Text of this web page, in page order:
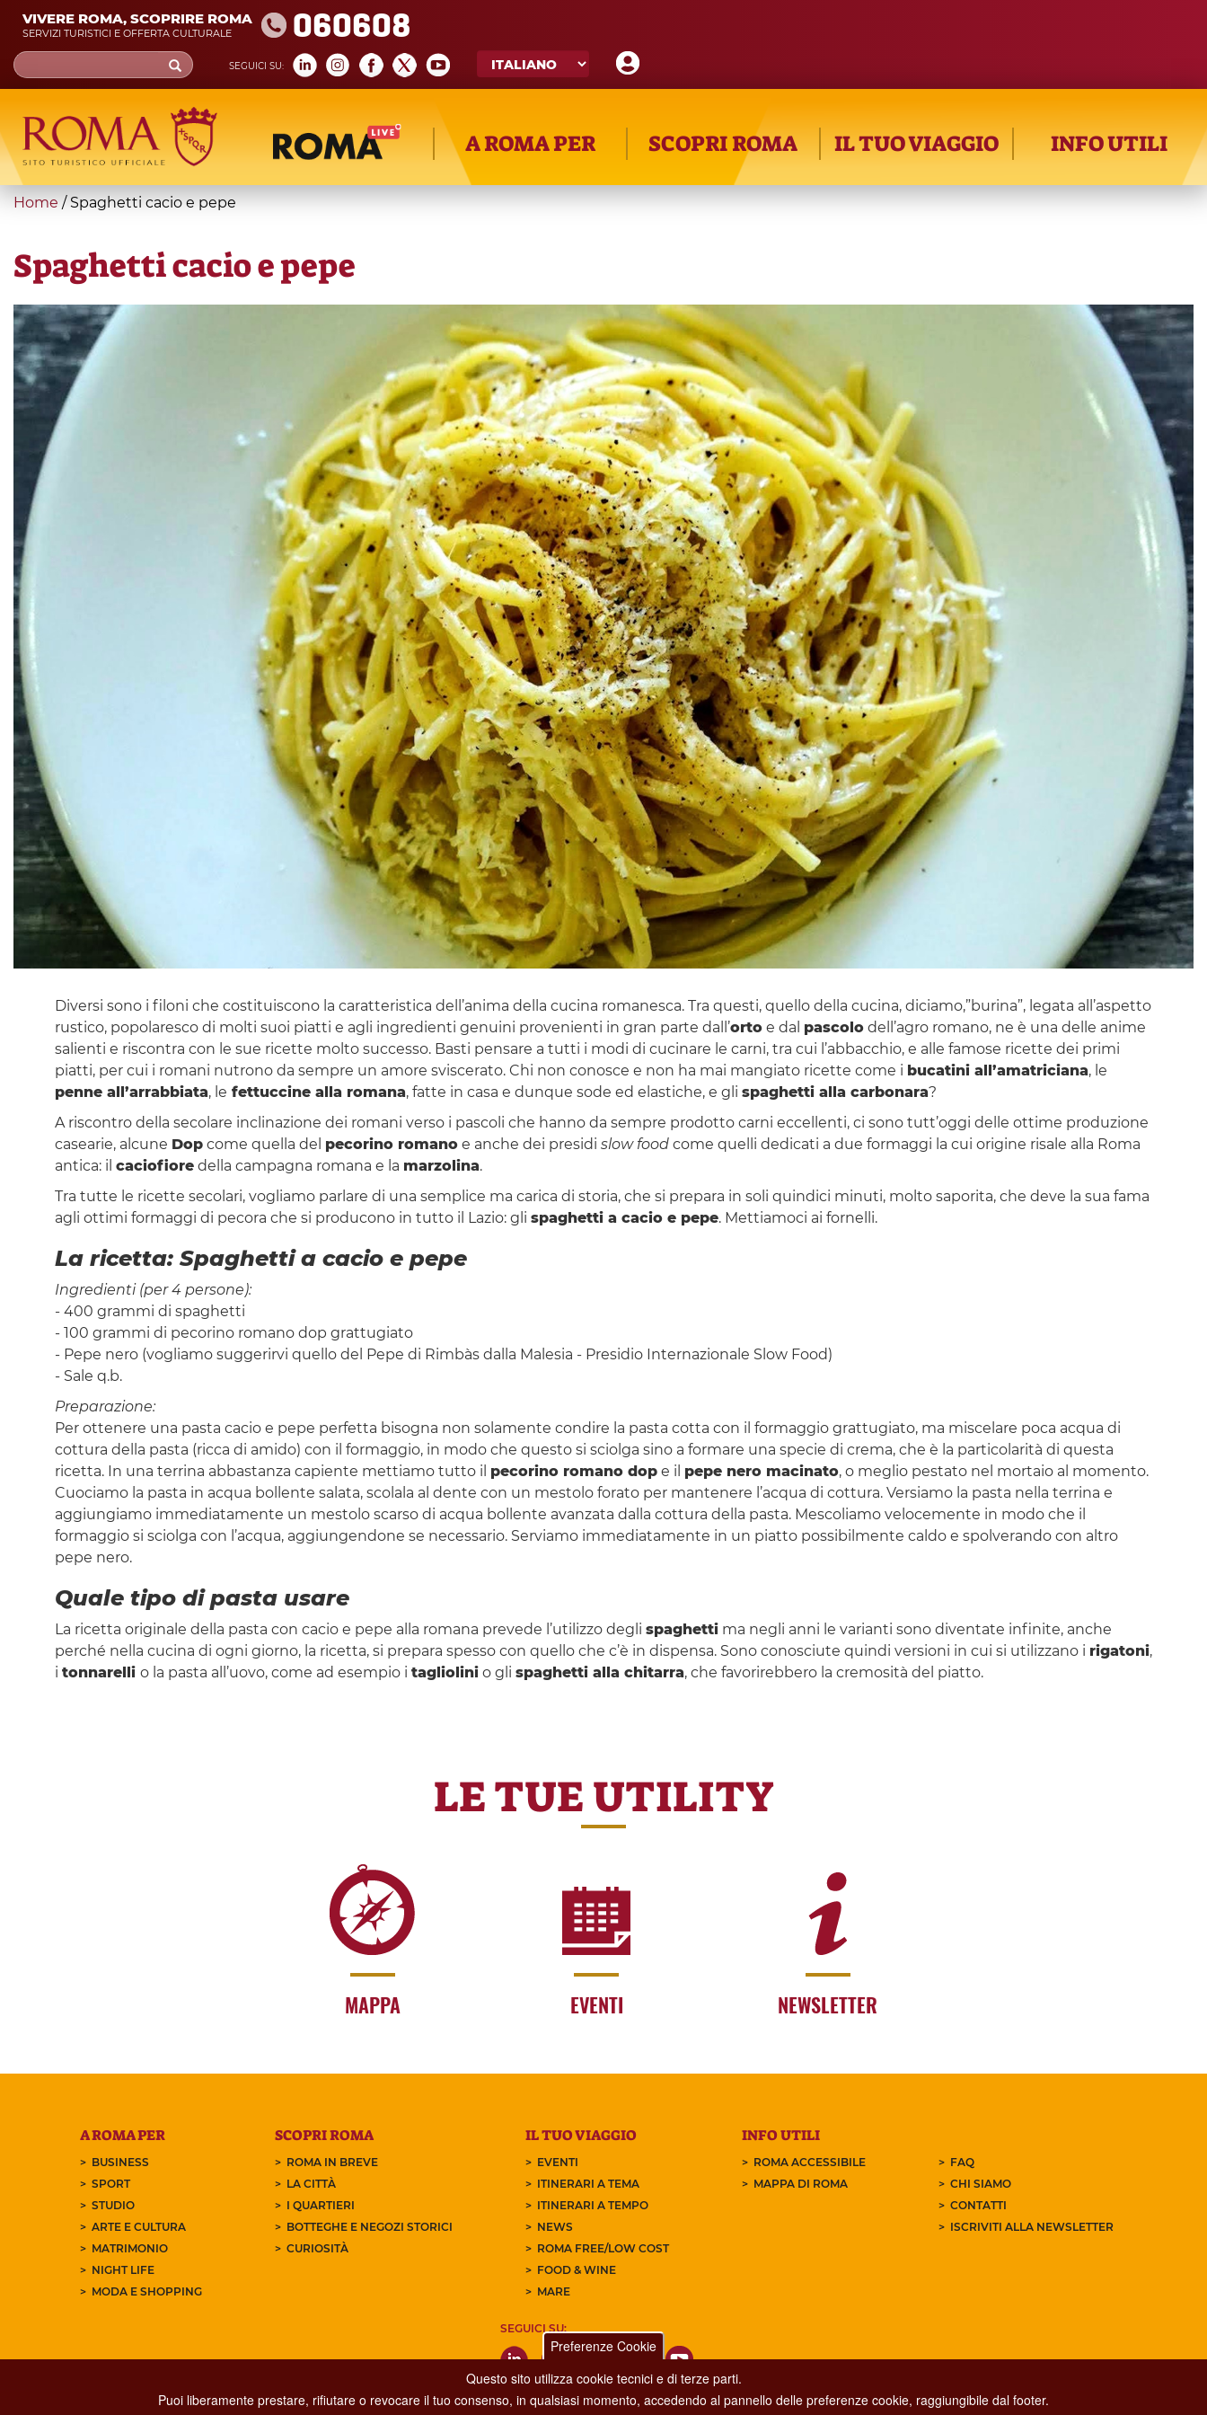
Skip
main
content
VIVERE ROMA, SCOPRIRE ROMA
SERVIZI TURISTICI E OFFERTA CULTURALE 060608
SEGUICI SU:
Search
form
Cerca
A ROMA PER SCOPRI ROMA IL TUO VIAGGIO INFO UTILI
You
here
Home / Spaghetti cacio e pepe
Spaghetti cacio e pepe
Diversi sono i filoni che costituiscono la caratteristica dell’anima della cucina romanesca. Tra questi, quello della cucina, diciamo,”burina”, legata all’aspetto
rustico, popolaresco di molti suoi piatti e agli ingredienti genuini provenienti in gran parte dall’ortoe dal pascolodell’agro romano, ne è una delle anime
salienti e riscontra con le sue ricette molto successo. Basti pensare a tutti i modi di cucinare le carni, tra cui l’abbacchio, e alle famose ricette dei primi
piatti, per cui i romani nutrono da sempre un amore sviscerato. Chi non conosce e non ha mai mangiato ricette come i bucatini all’amatriciana, le
penne all’arrabbiata, le fettuccine alla romana, fatte in casa e dunque sode ed elastiche, e gli spaghetti alla carbonara?
A riscontro della secolare inclinazione dei romani verso i pascoli che hanno da sempre prodotto carni eccellenti, ci sono tutt’oggi delle ottime produzione
casearie, alcune Dopcome quella del pecorino romanoe anche dei presidi slow foodcome quelli dedicati a due formaggi la cui origine risale alla Roma
antica: il caciofioredella campagna romana e la marzolina.
Tra tutte le ricette secolari, vogliamo parlare di una semplice ma carica di storia, che si prepara in soli quindici minuti, molto saporita, che deve la sua fama
agli ottimi formaggi di pecora che si producono in tutto il Lazio: gli spaghetti a cacio e pepe. Mettiamoci ai fornelli.
La ricetta: Spaghetti a cacio e pepe
Ingredienti (per 4 persone):
- 400 grammi di spaghetti
- 100 grammi di pecorino romano dop grattugiato
- Pepe nero (vogliamo suggerirvi quello del Pepe di Rimbàs dalla Malesia - Presidio Internazionale Slow Food)
- Sale q.b.
Preparazione:
Per ottenere una pasta cacio e pepe perfetta bisogna non solamente condire la pasta cotta con il formaggio grattugiato, ma miscelare poca acqua di
cottura della pasta (ricca di amido) con il formaggio, in modo che questo si sciolga sino a formare una specie di crema, che è la particolarità di questa
ricetta. In una terrina abbastanza capiente mettiamo tutto il pecorino romano dope il pepe nero macinato, o meglio pestato nel mortaio al momento.
Cuociamo la pasta in acqua bollente salata, scolala al dente con un mestolo forato per mantenere l’acqua di cottura. Versiamo la pasta nella terrina e
aggiungiamo immediatamente un mestolo scarso di acqua bollente avanzata dalla cottura della pasta. Mescoliamo velocemente in modo che il
formaggio si sciolga con l’acqua, aggiungendone se necessario. Serviamo immediatamente in un piatto possibilmente caldo e spolverando con altro
pepe nero.
Quale tipo di pasta usare
La ricetta originale della pasta con cacio e pepe alla romana prevede l’utilizzo degli spaghettima negli anni le varianti sono diventate infinite, anche
perché nella cucina di ogni giorno, la ricetta, si prepara spesso con quello che c’è in dispensa. Sono conosciute quindi versioni in cui si utilizzano i rigatoni,
i tonnarelli o la pasta all’uovo, come ad esempio i tagliolinio gli spaghetti alla chitarra, che favorirebbero la cremosità del piatto.
LE TUE UTILITY
MAPPA EVENTI NEWSLETTER
A ROMA PER
BUSINESS
SPORT
STUDIO
ARTE E CULTURA
MATRIMONIO
NIGHT LIFE
MODA E SHOPPING
SCOPRI ROMA
ROMA IN BREVE
LA CITTÀ
I QUARTIERI
BOTTEGHE E NEGOZI STORICI
CURIOSITÀ
IL TUO VIAGGIO
EVENTI
ITINERARI A TEMA
ITINERARI A TEMPO
NEWS
ROMA FREE/LOW COST
FOOD & WINE
MARE
INFO UTILI
ROMA ACCESSIBILE
MAPPA DI ROMA
FAQ
CHI SIAMO
CONTATTI
ISCRIVITI ALLA NEWSLETTER
SEGUICI SU:
Preferenze Cookie
Questo sito utilizza cookie tecnici e di terze parti.
Puoi liberamente prestare, rifiutare o revocare il tuo consenso, in qualsiasi momento, accedendo al pannello delle preferenze cookie, raggiungibile dal footer.